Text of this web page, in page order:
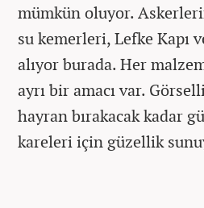
mümkün oluyor.
su kemerleri, Lefke Kapı
alıyor burada. Her
ayrı bir amacı var.
hayran bırakacak kadar
kareleri için güzellik